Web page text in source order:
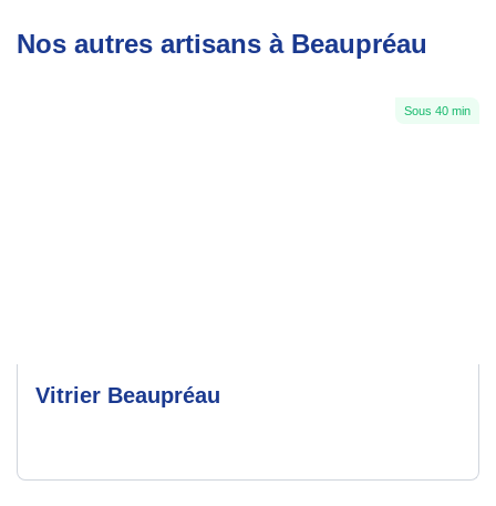
Nos autres artisans à Beaupréau
Sous 40 min
Vitrier Beaupréau